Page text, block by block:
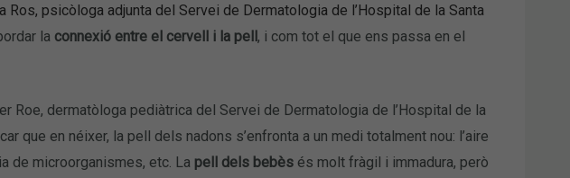
Ros, psicòloga adjunta del Servei de Dermatologia de l’Hospital de la Santa
la connexió entre el cervell i la pell, i com tot el que ens passa en el
Roe, dermatòloga pediàtrica del Servei de Dermatologia de l’Hospital de la
que en néixer, la pell dels nadons s’enfronta a un medi totalment nou: l’aire
de microorganismes, etc. La pell dels bebèsés molt fràgil i immadura, però